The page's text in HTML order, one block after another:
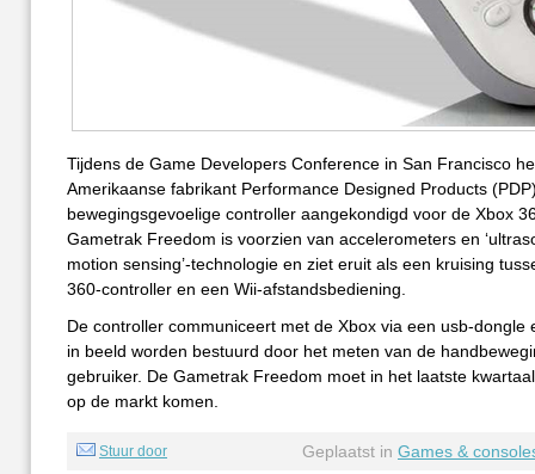
Tijdens de Game Developers Conference in San Francisco
Amerikaanse fabrikant Performance Designed Products
bewegingsgevoelige controller aangekondigd voor de Xbox
Gametrak Freedom is voorzien van accelerometers en
motion sensing’-technologie en ziet eruit als een kruising
360-controller en een Wii-afstandsbediening.
De controller communiceert met de Xbox via een usb-dongle
in beeld worden bestuurd door het meten van de
gebruiker. De Gametrak Freedom moet in het laatste
op de markt komen.
Stuur door Geplaatst in Games &